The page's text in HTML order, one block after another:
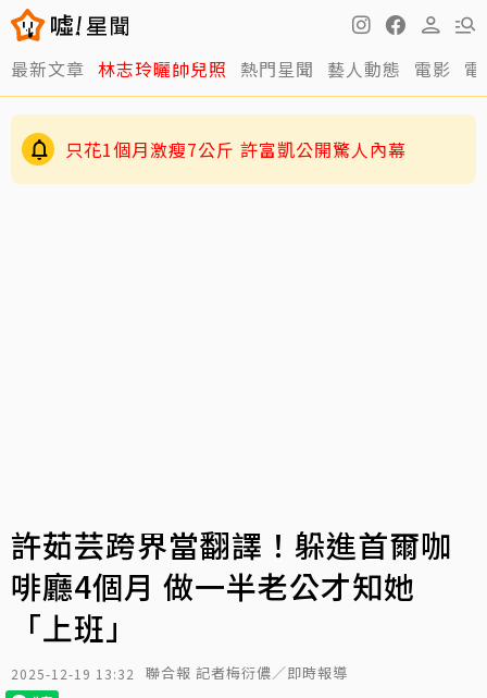
最新文章 林志玲曬帥兒照 熱門星聞 藝人動態 電影
只花1個月激瘦7公斤 許富凱公開驚人內幕
許茹芸跨界當翻譯！躲進首爾咖
啡廳4個月 做一半老公才知她
「上班」
2025-12-19 13:32 聯合報 記者梅衍儂／即時報導